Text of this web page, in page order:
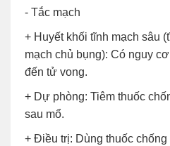
- Tắc mạch
+ Huyết khối tĩnh mạch sâu
mạch chủ bụng): Có nguy
đến tử vong.
+ Dự phòng: Tiêm thuốc
sau mổ.
+ Điều trị: Dùng thuốc